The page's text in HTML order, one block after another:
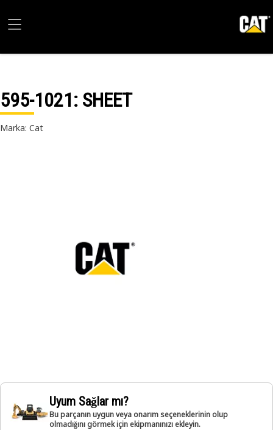
595-1021: SHEET
Marka: Cat
Uyum Sağlar mı?
Bu parçanın uygun veya onarım seçeneklerinin olup
olmadığını görmek için ekipmanınızı ekleyin.